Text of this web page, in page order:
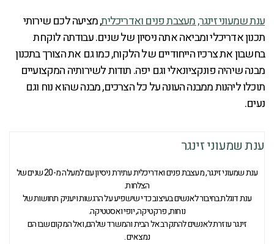
ענת שמעוני זינגר, מעצבת פנים ואדריכלית, מציעה לכם שירותי
תכנון אדריכלי ומביאה אתה ניסיון של שנים. עבודתה לוקחת
בחשבון את צרכיו הייחודיים של הלקוח, כמו גם את הצורך בתכנון
מבנה שיהיה פונקציונאלי וגם יפה. תודות לשירותיה המקצועיים
תוכלו ליהנות ממבנה העונה על כל הצרכים, מבנה שהוא נוח וגם
נעים.
ענת שמעוני זינגר
ענת שמעוני זינגר, מעצבת פנים ואדריכלית עתירת ניסיון עם למעלה מ-20 שנים של
הצלחות.
ענת דוגלת בחיבור לאנשים בעיצוב כדי שישפיע על הרגשות ויעניק תחושות של
נוחות, פרקטיקה, יופי ואסטטיקה.
זינגר עוזרת לאנשים להתקרב אל הבית והמשרד שלהם, ואל המקום שבו הם
נמצאים .